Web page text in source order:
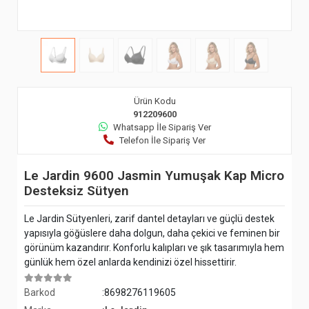
Ürün Kodu
912209600
Whatsapp İle Sipariş Ver
Telefon İle Sipariş Ver
Le Jardin 9600 Jasmin Yumuşak Kap Micro
Desteksiz Sütyen
Le Jardin Sütyenleri, zarif dantel detayları ve güçlü destek
yapısıyla göğüslere daha dolgun, daha çekici ve feminen bir
görünüm kazandırır. Konforlu kalıpları ve şık tasarımıyla hem
günlük hem özel anlarda kendinizi özel hissettirir.
Barkod
:8698276119605